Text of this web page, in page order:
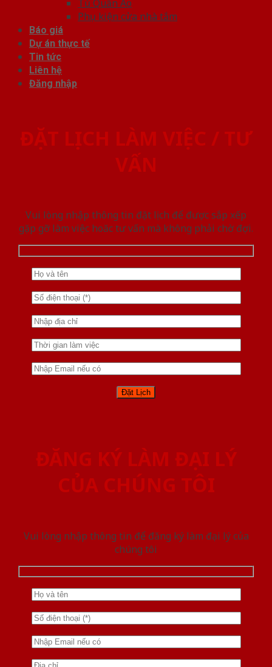
Tủ Quần Áo
Phụ kiện cửa nhà tắm
Báo giá
Dự án thực tế
Tin tức
Liên hệ
Đăng nhập
ĐẶT LỊCH LÀM VIỆC / TƯ
VẤN
Vui lòng nhập thông tin đặt lịch để được sắp xếp
gặp gỡ làm việc hoăc tư vấn mà không phải chờ đợi.
ĐĂNG KÝ LÀM ĐẠI LÝ
CỦA CHÚNG TÔI
Vui lòng nhập thông tin để đăng ký làm đại lý của
chúng tôi